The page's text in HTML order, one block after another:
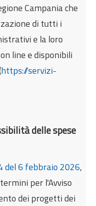
Campania che
di tutti i
e la loro
line e disponibili
https://servizi-
delle spese
del 6 febbraio 2026,
per l'Avviso
dei progetti dei